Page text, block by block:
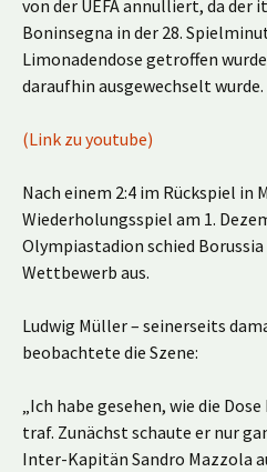
von der UEFA annulliert, da der
Boninsegna in der 28.
Limonadendose getroffen
daraufhin ausgewechselt wurde.
(Link zu youtube)
Nach einem 2:4 im Rückspiel in
Wiederholungsspiel am 1.
Olympiastadion schied
Wettbewerb aus.
Ludwig Müller – seinerseits
beobachtete die Szene:
„Ich habe gesehen, wie die
traf. Zunächst schaute er nur
Inter-Kapitän Sandro Mazzola